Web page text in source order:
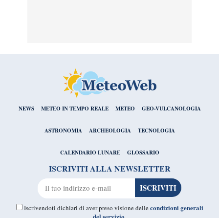
NEWS METEO IN TEMPO REALE METEO GEO-VULCANOLOGIA
ASTRONOMIA ARCHEOLOGIA TECNOLOGIA
CALENDARIO LUNARE GLOSSARIO
ISCRIVITI ALLA NEWSLETTER
Iscrivendoti dichiari di aver preso visione dellecondizioni generali